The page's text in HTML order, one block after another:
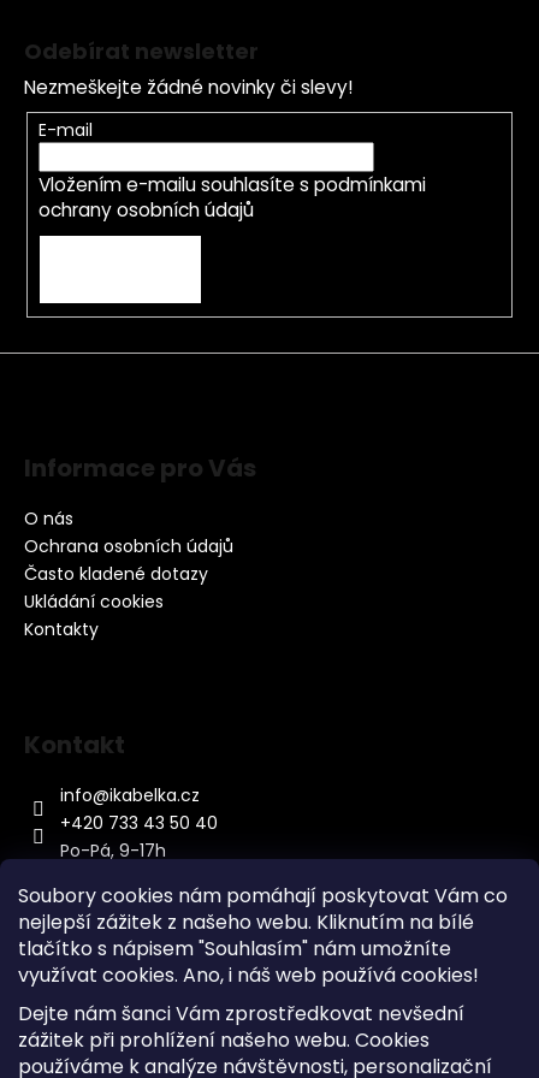
Soubory cookies nám pomáhají poskytovat Vám co
nejlepší zážitek z našeho webu. Kliknutím na bílé
tlačítko s nápisem "Souhlasím" nám umožníte
využívat cookies. Ano, i náš web používá cookies!
Dejte nám šanci Vám zprostředkovat nevšední
zážitek při prohlížení našeho webu. Cookies
používáme k analýze návštěvnosti, personalizační
Odebírat newsletter
Nezmeškejte žádné novinky či slevy!
E-mail
Vložením e-mailu souhlasíte s podmínkami
ochrany osobních údajů
Informace pro Vás
O nás
Ochrana osobních údajů
Často kladené dotazy
Ukládání cookies
Kontakty
Kontakt
info@ikabelka.cz
+420 733 43 50 40
Po-Pá, 9-17h
Kontakt
Sitemap
Doprava a Platba